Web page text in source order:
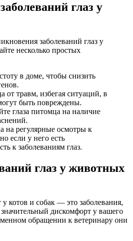
глаз у
заболеваний глаз у
несколько простых
в доме, чтобы снизить
от травм, избегая ситуаций, в
быть повреждены.
глаза питомца на наличие
на регулярные осмотры к
если у него есть
к заболеваниям глаз.
глаз у животных
котов и собак — это заболевания,
дискомфорт у вашего
обращении к ветеринару они